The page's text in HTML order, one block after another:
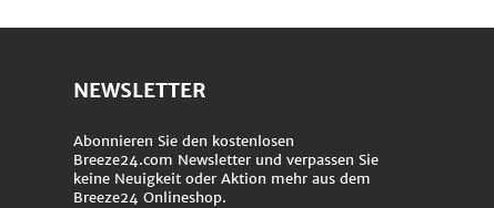
NEWSLETTER
Abonnieren Sie den kostenlosen
Breeze24.com Newsletter und verpassen Sie
keine Neuigkeit oder Aktion mehr aus dem
Breeze24 Onlineshop.